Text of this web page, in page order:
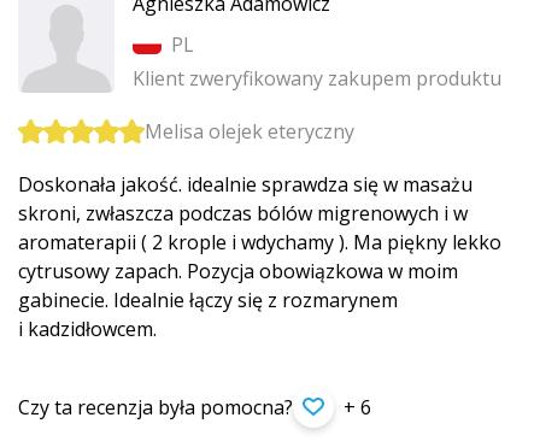
PL
Klient zweryfikowany zakupem produktu
Melisa olejek eteryczny
Doskonała jakość. idealnie sprawdza się w masażu
skroni, zwłaszcza podczas bólów migrenowych i w
aromaterapii ( 2 krople i wdychamy ). Ma piękny lekko
cytrusowy zapach. Pozycja obowiązkowa w moim
gabinecie. Idealnie łączy się z rozmarynem
i kadzidłowcem.
Czy ta recenzja była pomocna? + 6